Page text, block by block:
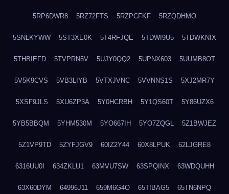
5RP6DWR8 5RZ72FTS 5RZPCFKF 5RZQDHMO
5SNLKYWW 5ST3XE0K 5T4RFJQE 5TDWI9U5 5TDWKNIX
5THBIEFD 5TVPRN5V 5UJY0QQ2 5UPNX603 5UUMB8OT
5V5K9CVS 5VB3LIYB 5VTXJVNC 5VVNNS1S 5XJ2MR7Y
5XSF9JLS 5XU6ZP3A 5Y0HCRBH 5Y1QS60T 5Y86UZX6
5YB5BBQM 5YHM530M 5YO667IH 5YO7ZQGL 5Z1BWJEZ
5Z1VP9TD 5ZYFJGV9 60IZ2Y44 60X8LPUK 62LJGRE8
6316UU0I 634ZKLU1 63MVU7SW 63SPQINX 63WDQUHH
63X60DYM 64996J11 659M6G4O 65TIBAG5 65TN6NPQ